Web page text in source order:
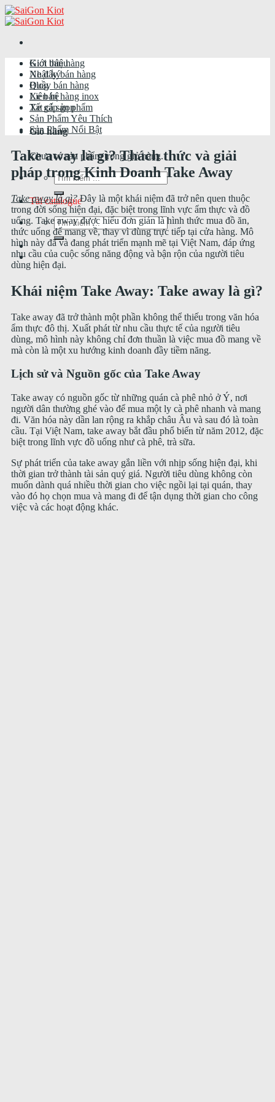
Skip
to
Giới thiệu
Nhật ký
Blog
Liên hệ
Tất cả sản phẩm
Giỏ hàng
Chưa có sản phẩm trong giỏ hàng.
Tìm
kiếm:
Tải catalogue
Tìm
kiếm:
Kiot bán hàng
Xe đẩy bán hàng
Quầy bán hàng
Xe bán hàng inox
Xe gấp gọn
Sản Phẩm Yêu Thích
Sản Phẩm Nổi Bật
Take away là gì? Thách thức và giải
pháp trong Kinh Doanh Take Away
Take away là gì?Đây là một khái niệm đã trở nên quen thuộc
trong đời sống hiện đại, đặc biệt trong lĩnh vực ẩm thực và đồ
uống. Take away được hiểu đơn giản là hình thức mua đồ ăn,
thức uống để mang về, thay vì dùng trực tiếp tại cửa hàng. Mô
hình này đã và đang phát triển mạnh mẽ tại Việt Nam, đáp ứng
nhu cầu của cuộc sống năng động và bận rộn của người tiêu
dùng hiện đại.
Khái niệm Take Away: Take away là gì?
Take away đã trở thành một phần không thể thiếu trong văn hóa
ẩm thực đô thị. Xuất phát từ nhu cầu thực tế của người tiêu
dùng, mô hình này không chỉ đơn thuần là việc mua đồ mang về
mà còn là một xu hướng kinh doanh đầy tiềm năng.
Lịch sử và Nguồn gốc của Take Away
Take away có nguồn gốc từ những quán cà phê nhỏ ở Ý, nơi
người dân thường ghé vào để mua một ly cà phê nhanh và mang
đi. Văn hóa này dần lan rộng ra khắp châu Âu và sau đó là toàn
cầu. Tại Việt Nam, take away bắt đầu phổ biến từ năm 2012, đặc
biệt trong lĩnh vực đồ uống như cà phê, trà sữa.
Sự phát triển của take away gắn liền với nhịp sống hiện đại, khi
thời gian trở thành tài sản quý giá. Người tiêu dùng không còn
muốn dành quá nhiều thời gian cho việc ngồi lại tại quán, thay
vào đó họ chọn mua và mang đi để tận dụng thời gian cho công
việc và các hoạt động khác.